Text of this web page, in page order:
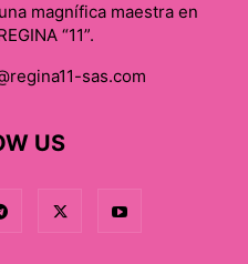
magnífica maestra en
“11”.
sas.com
US